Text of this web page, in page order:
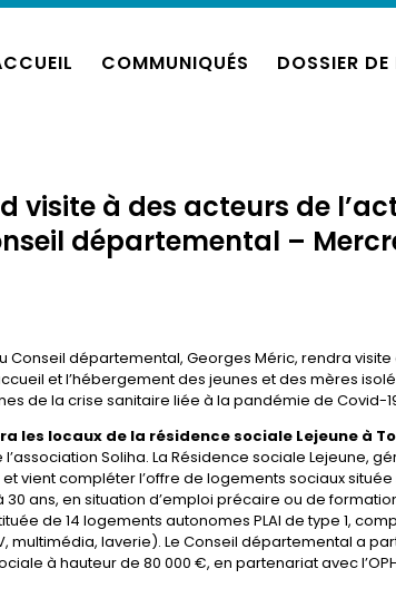
COMMUNIQUÉS DOSSIER DE
visite à des acteurs de
départemental –
Conseil départemental, Georges Méric, rendra
et l’hébergement des jeunes et des mères
de la crise sanitaire liée à la pandémie de Covid-
les locaux de la résidence sociale Lejeune à
Soliha. La Résidence sociale Lejeune,
vient compléter l’offre de logements sociaux
30 ans, en situation d’emploi précaire ou de
de 14 logements autonomes PLAI de type 1,
multimédia, laverie). Le Conseil départemental a
à hauteur de 80 000 €, en partenariat avec l’OPH